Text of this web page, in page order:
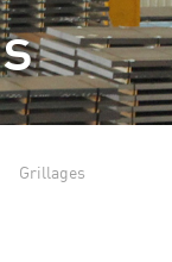
Grillages